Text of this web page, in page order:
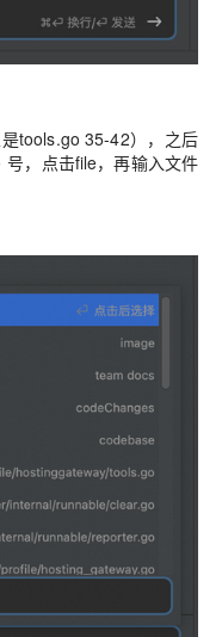
tools.go 35-42），之后
，点击file，再输入文件